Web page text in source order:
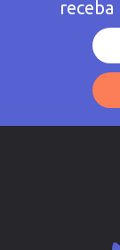
receba